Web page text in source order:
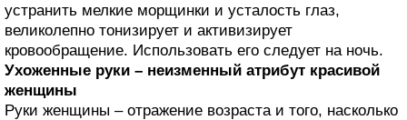
устранить мелкие морщинки и усталость глаз,
великолепно тонизирует и активизирует
кровообращение. Использовать его следует на ночь.
Ухоженные руки – неизменный атрибут красивой
женщины
Руки женщины – отражение возраста и того, насколько